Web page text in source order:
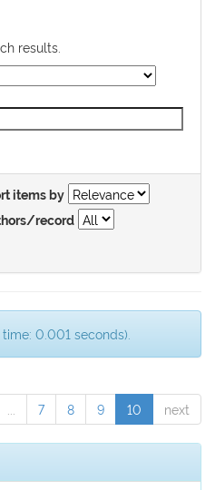
results.
items by
record
0.001 seconds).
7 8 9 10 next